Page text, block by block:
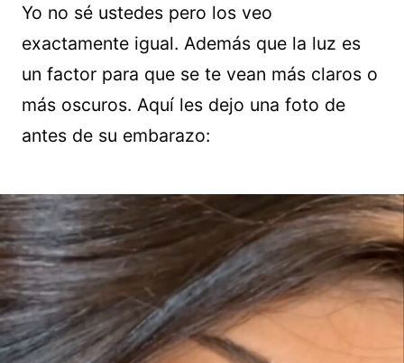
Yo no sé ustedes pero los veo
exactamente igual. Además que la luz es
un factor para que se te vean más claros o
más oscuros. Aquí les dejo una foto de
antes de su embarazo: